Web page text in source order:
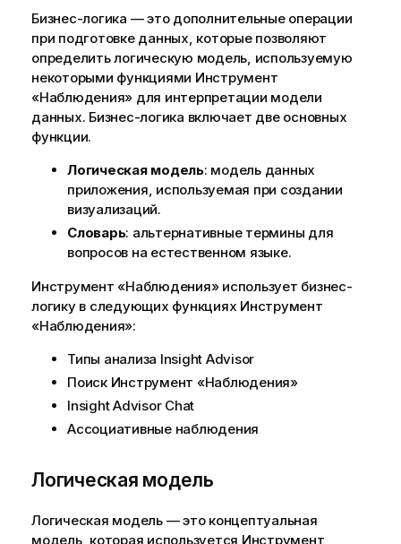
Бизнес-логика — это дополнительные операции
при подготовке данных, которые позволяют
определить логическую модель, используемую
некоторыми функциями Инструмент
«Наблюдения» для интерпретации модели
данных. Бизнес-логика включает две основных
функции.
Логическая модель: модель данных
приложения, используемая при создании
визуализаций.
Словарь: альтернативные термины для
вопросов на естественном языке.
Инструмент «Наблюдения»использует бизнес-
логику в следующих функциях Инструмент
«Наблюдения»:
Типы анализа Insight Advisor
Поиск Инструмент «Наблюдения»
Insight Advisor Chat
Ассоциативные наблюдения
Логическая модель
Логическая модель — это концептуальная
модель, которая используется Инструмент